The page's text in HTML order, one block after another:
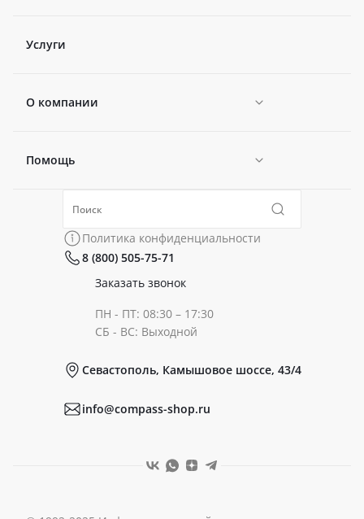
Услуги
О компании
Новости
Политика конфиденциальности
Помощь
Коллекции
Политика конфиденциальности
8 (800) 505-75-71
Заказать звонок
ПН - ПТ: 08:30 – 17:30
СБ - ВС: Выходной
Севастополь, Камышовое шоссе, 43/4
info@compass-shop.ru